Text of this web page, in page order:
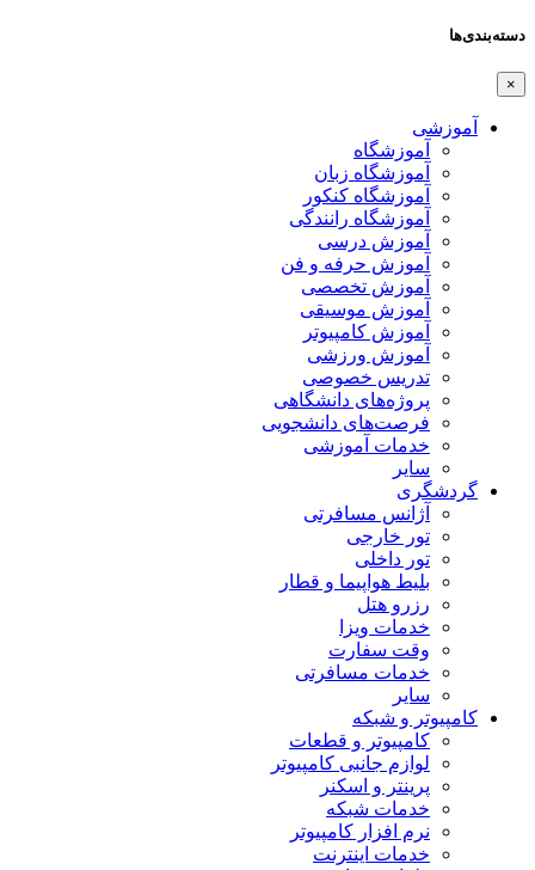
دسته‌بندی‌ها
×
آموزشی
آموزشگاه
آموزشگاه زبان
آموزشگاه کنکور
آموزشگاه رانندگی
آموزش درسی
آموزش حرفه و فن
آموزش تخصصی
آموزش موسیقی
آموزش کامپیوتر
آموزش ورزشی
تدریس خصوصی
پروژه‌های دانشگاهی
فرصت‌های دانشجویی
خدمات آموزشی
سایر
گردشگری
آژانس مسافرتی
تور خارجی
تور داخلی
بلیط هواپیما و قطار
رزرو هتل
خدمات ویزا
وقت سفارت
خدمات مسافرتی
سایر
کامپیوتر و شبکه
کامپیوتر و قطعات
لوازم جانبی کامپیوتر
پرینتر و اسکنر
خدمات شبکه
نرم افزار کامپیوتر
خدمات اینترنت